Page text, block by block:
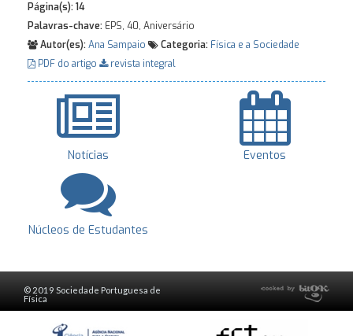
Página(s):14
Palavras-chave: EPS, 40, Aniversário
Autor(es):Ana Sampaio Categoria: Física e a Sociedade
PDF do artigo
revista integral
Notícias Eventos
Núcleos de Estudantes
© 2019 Sociedade Portuguesa de
Física